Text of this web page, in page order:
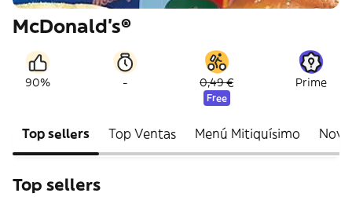
McDonald's®
90% - 0,49 €
Free
Prime
Top sellers Top Ventas Menú Mitiquísimo
Top sellers